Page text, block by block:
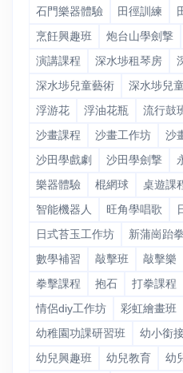
石門樂器體驗 田徑訓練
烹飪興趣班
炮台山學劍撃
演講課程
深水埗租琴房
深水埗兒童藝術
深水埗兒
浮游花
浮油花瓶 流行鼓
沙畫課程
沙畫工作坊 沙
沙田學戲劇
沙田學劍撃
樂器體驗
棍網球 桌遊課
智能機器人
旺角學唱歌
日式苔玉工作坊
新蒲崗跆
數學補習
敲擊班 敲擊樂
拳擊課程
抱石 打拳課程
情侶diy工作坊
彩虹繪畫班
幼稚園功課研習班
幼小銜
幼兒興趣班
幼兒教育 幼